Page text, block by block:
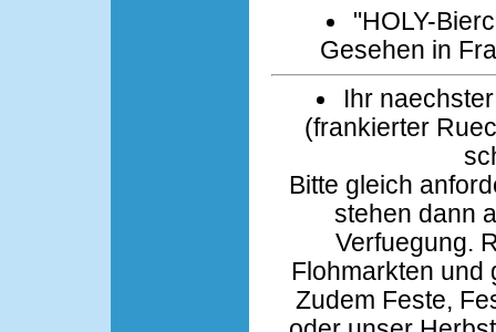
"HOLY-
Gesehen in
Ihr
(frankierter
Bitte gleich
stehen dann
Verfuegung.
Flohmarkten und
Zudem Feste,